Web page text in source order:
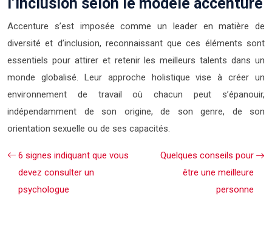
Accenture s’est imposée comme un leader en matière de
diversité et d’inclusion, reconnaissant que ces éléments sont
essentiels pour attirer et retenir les meilleurs talents dans un
monde globalisé. Leur approche holistique vise à créer un
environnement de travail où chacun peut s’épanouir,
indépendamment de son origine, de son genre, de son
orientation sexuelle ou de ses capacités.
6 signes indiquant que vous
devez consulter un
psychologue
Quelques conseils pour
être une meilleure
personne